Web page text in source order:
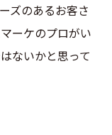
ズのあるお客さ
ーケのプロがい
ないかと思って